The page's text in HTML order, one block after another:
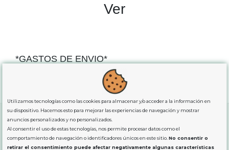
Ver
*GASTOS DE ENVIO*
para comprassuperiores a 80€
SOBRE NOSOTROS
Utilizamos tecnologías como las cookies para almacenar y/o acceder a la información en
su dispositivo. Hacemos esto para mejorar las experiencias de navegación y mostrar
anuncios personalizados y no personalizados.
Al consentir el uso de estas tecnologías, nos permite procesar datos como el
comportamiento de navegación o identificadores únicos en este sitio.No consentir o
retirar el consentimiento puede afectar negativamente algunas características